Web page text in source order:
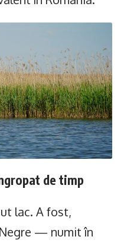
de timp
lac. A fost,
— numit în